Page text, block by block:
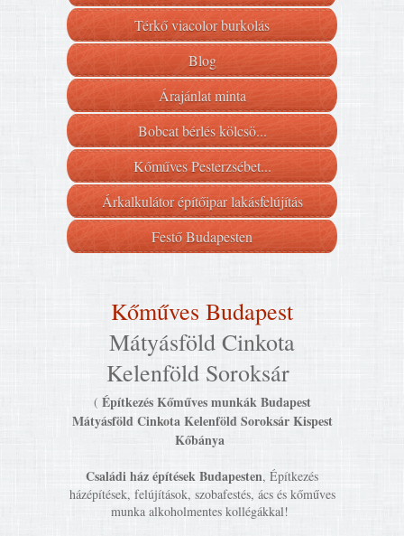
Térkő viacolor burkolás
Blog
Árajánlat minta
Bobcat bérlés kölcsö...
Kőműves Pesterzsébet...
Árkalkulátor építőipar lakásfelújítás
Festő Budapesten
Kőműves Budapest
Mátyásföld Cinkota
Kelenföld Soroksár
( Építkezés Kőműves munkák Budapest
Mátyásföld Cinkota Kelenföld Soroksár Kispest
Kőbánya
Családi ház építések Budapesten, Építkezés
házépítések, felújítások, szobafestés, ács és kőműves
munka alkoholmentes kollégákkal!